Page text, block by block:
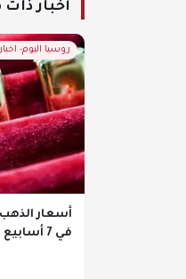
أخبار
روسيا اليوم- اخبار
أسعار
في 7 أسابيع